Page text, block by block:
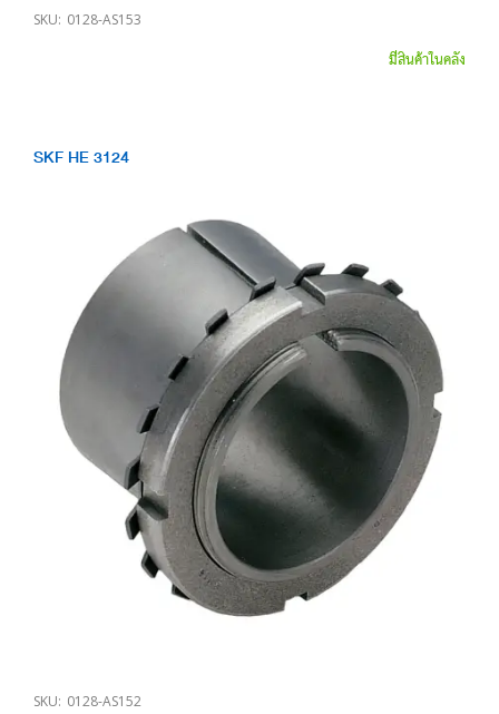
SKU: 0128-AS153
มีสินค้าในคลัง
SKF HE 3124
SKU: 0128-AS152